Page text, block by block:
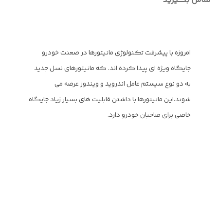
امروزه با پیشرفت تکنولوژی مانیتورها در صعنت خودرو
جایگاه ویژه ای پیدا کرده اند. که مانیتورهای نسل جدید
به دو نوع سیستم عامل اندروید و ویندوز عرضه می
شوند.این مانیتورها با داشتن قابلیت های بسیار زیاد جایگاه
خاصی برای صاحبان خودرو دارد.